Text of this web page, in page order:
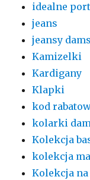
idealne
jeans
jeansy
Kamizelki
Kardigany
Klapki
kod
kolarki
Kolekcja
kolekcja
Kolekcja